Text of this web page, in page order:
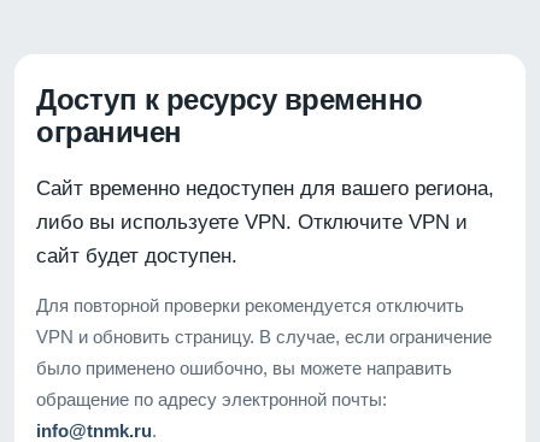
Доступ к ресурсу временно
ограничен
Сайт временно недоступен для вашего региона,
либо вы используете VPN. Отключите VPN и
сайт будет доступен.
Для повторной проверки рекомендуется отключить
VPN и обновить страницу. В случае, если ограничение
было применено ошибочно, вы можете направить
обращение по адресу электронной почты:
info@tnmk.ru.